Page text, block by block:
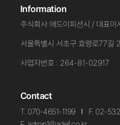
Information
주식회사 애드이피션시 / 대표이
서울특별시 서초구 효령로77길
사업자번호 : 264-81-02917
Contact
T. 070-4651-1199
F. 02-